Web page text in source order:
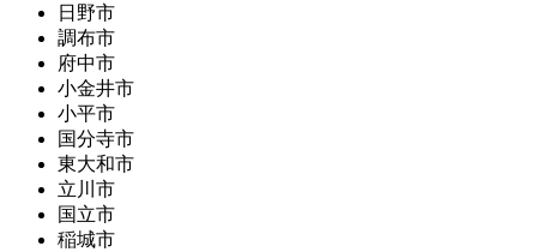
日野市
調布市
府中市
小金井市
小平市
国分寺市
東大和市
立川市
国立市
稲城市